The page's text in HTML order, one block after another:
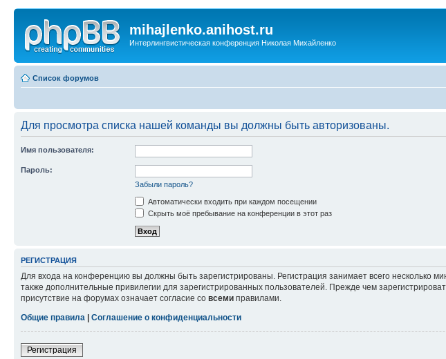
mihajlenko.anihost.ru
Интерлингвистическая конференция Николая Михайленко
Список форумов
Для просмотра списка нашей команды вы должны быть авторизованы.
Имя пользователя:
Пароль:
Забыли пароль?
Автоматически входить при каждом посещении
Скрыть моё пребывание на конференции в этот раз
РЕГИСТРАЦИЯ
Для входа на конференцию вы должны быть зарегистрированы. Регистрация занимает всего несколько
также дополнительные привилегии для зарегистрированных пользователей. Прежде чем
присутствие на форумах означает согласие со всеми правилами.
Общие правила
Соглашение о конфиденциальности
Регистрация